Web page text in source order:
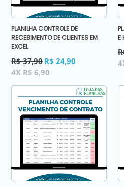
PLANILHA CONTROLE DE
RECEBIMENTO DE CLIENTES EM
EXCEL
Preço
normal
R$ 37,90 R$ 24,90
4X R$ 6,90
E